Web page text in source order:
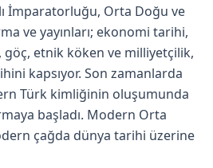
İmparatorluğu, Orta Doğu ve
ve yayınları; ekonomi tarihi,
etnik köken ve milliyetçilik,
kapsıyor. Son zamanlarda
Türk kimliğinin oluşumunda
başladı. Modern Orta
çağda dünya tarihi üzerine